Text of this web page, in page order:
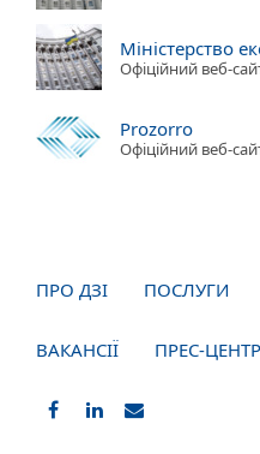
Міністерство
Офіційний веб-
Prozorro
Офіційний веб-
ПРО ДЗІ ПОСЛУГИ
ВАКАНСІЇ ПРЕС-ЦЕНТР